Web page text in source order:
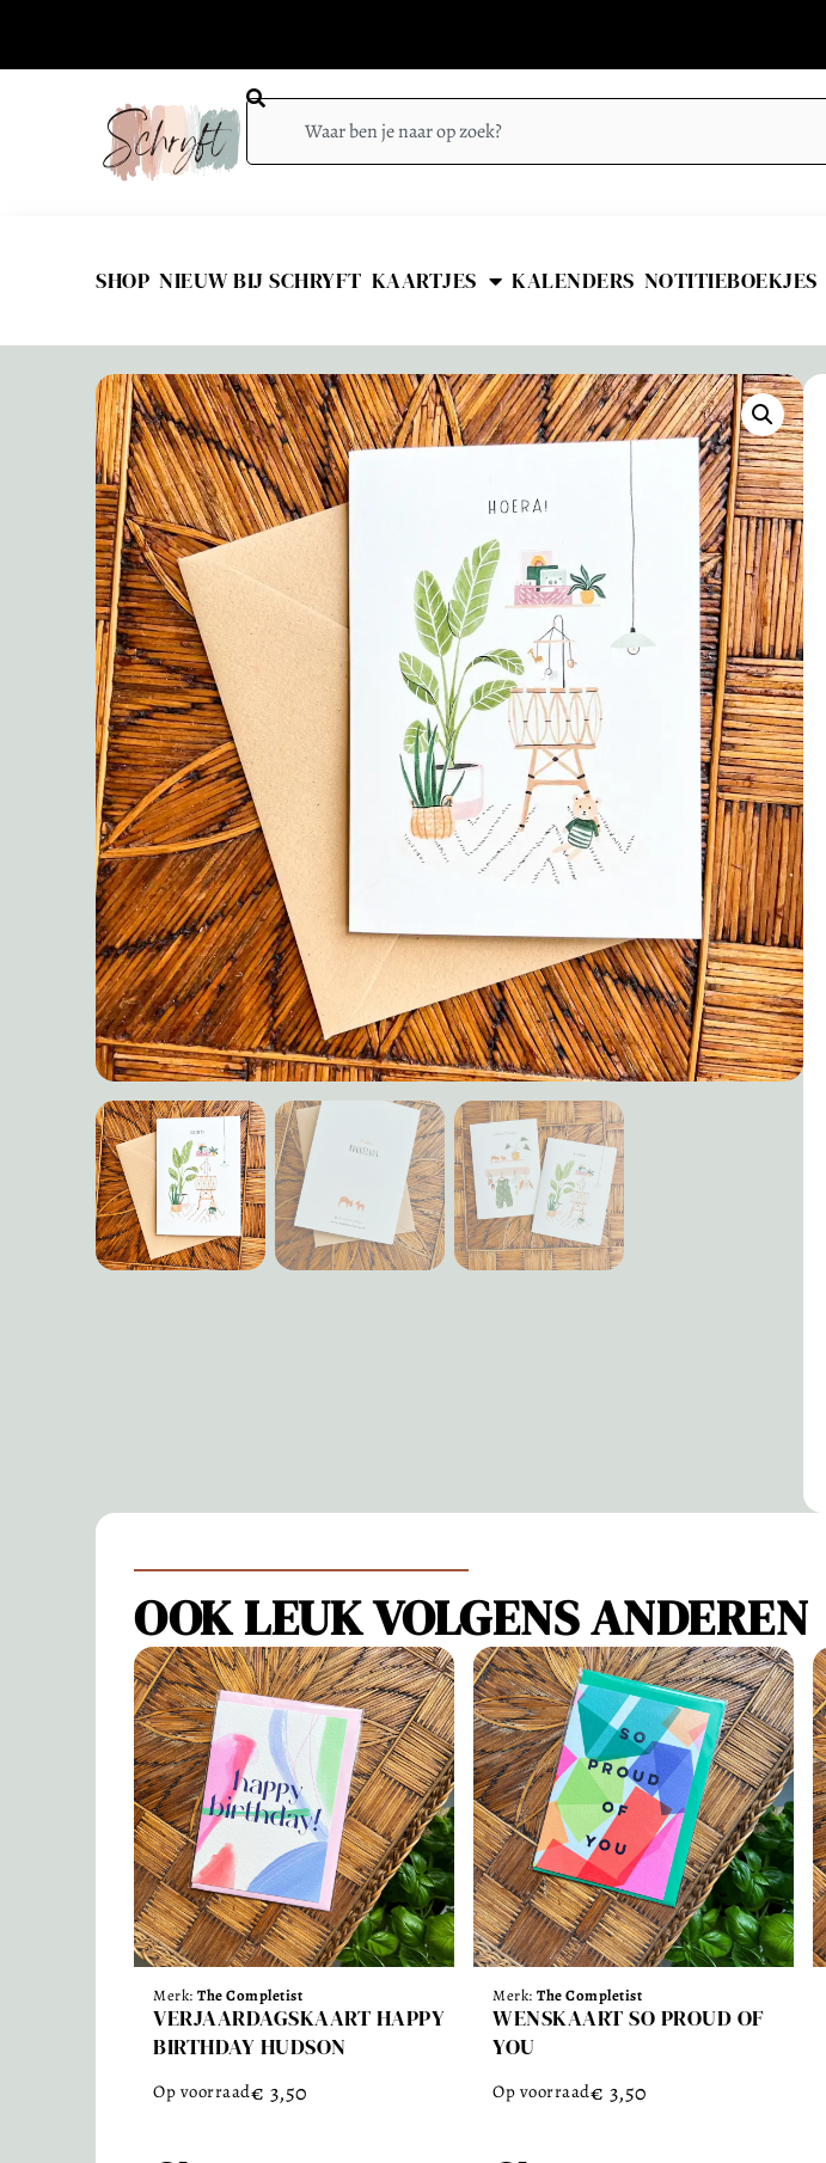
SHOP NIEUW BIJ SCHRYFT KAARTJES KALENDERS NOTITIEBOEKJES
OOK LEUK VOLGENS ANDEREN
Merk: The Completist
VERJAARDAGSKAART HAPPY
BIRTHDAY HUDSON
Op voorraad€ 3,50
Merk: The Completist
WENSKAART SO PROUD OF
YOU
Op voorraad€ 3,50